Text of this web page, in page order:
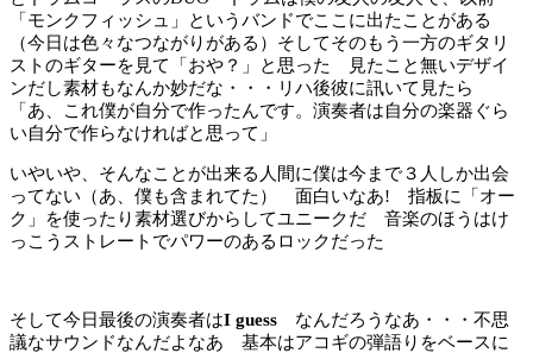
「モンクフィッシュ」というバンドでここに出たことがある
（今日は色々なつながりがある）そしてそのもう一方のギタリ
ストのギターを見て「おや？」と思った 見たこと無いデザイ
ンだし素材もなんか妙だな・・・リハ後彼に訊いて見たら
「あ、これ僕が自分で作ったんです。演奏者は自分の楽器ぐら
い自分で作らなければと思って」
いやいや、そんなことが出来る人間に僕は今まで３人しか出会
ってない（あ、僕も含まれてた） 面白いなあ! 指板に「オー
ク」を使ったり素材選びからしてユニークだ 音楽のほうはけ
っこうストレートでパワーのあるロックだった
そして今日最後の演奏者はI guess なんだろうなあ・・・不思
議なサウンドなんだよなあ 基本はアコギの弾語りをベースに